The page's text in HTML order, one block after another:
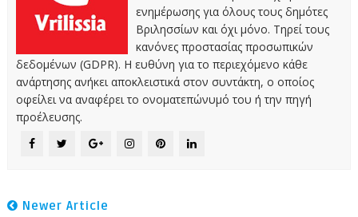
ενημέρωσης για όλους τους δημότες
Βριλησσίων και όχι μόνο. Τηρεί τους
κανόνες προστασίας προσωπικών
δεδομένων (GDPR). Η ευθύνη για το περιεχόμενο κάθε
ανάρτησης ανήκει αποκλειστικά στον συντάκτη, ο οποίος
οφείλει να αναφέρει το ονοματεπώνυμό του ή την πηγή
προέλευσης.
Newer Article